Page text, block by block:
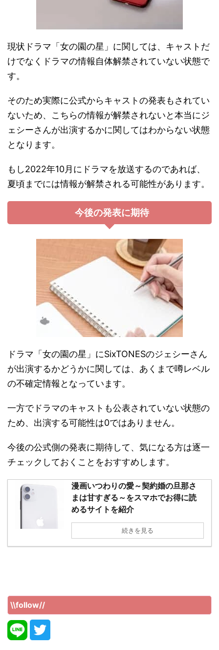
現状ドラマ「女の園の星」に関しては、キャストだ
けでなくドラマの情報自体解禁されていない状態で
す。
そのため実際に公式からキャストの発表もされてい
ないため、こちらの情報が解禁されないと本当にジ
ェシーさんが出演するかに関してはわからない状態
となります。
もし2022年10月にドラマを放送するのであれば、
夏頃までには情報が解禁される可能性があります。
今後の発表に期待
ドラマ「女の園の星」にSixTONESのジェシーさん
が出演するかどうかに関しては、あくまで噂レベル
の不確定情報となっています。
一方でドラマのキャストも公表されていない状態の
ため、出演する可能性は0ではありません。
今後の公式側の発表に期待して、気になる方は逐一
チェックしておくことをおすすめします。
漫画いつわりの愛～契約婚の旦那さ
まは甘すぎる～をスマホでお得に読
めるサイトを紹介
続きを見る
\\follow//